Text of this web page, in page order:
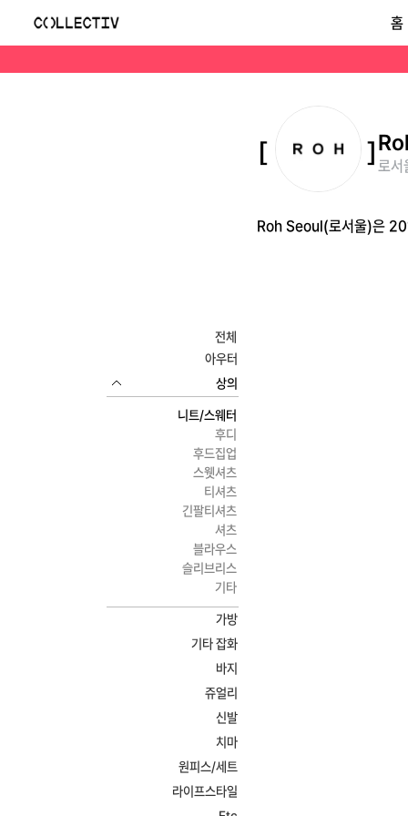
Roh Seoul(로서울)은 2014년 설립된 한국 여성 의류 브랜드로, 바우하우스 철학에 기반한 기능성과 미학의 조화를 추구합니다. 홈
로서
Roh Seoul(로서울)은
전체
아우터
상의
니트/스웨터
후디
후드집업
스웻셔츠
티셔츠
긴팔티셔츠
셔츠
블라우스
슬리브리스
기타
가방
기타 잡화
바지
쥬얼리
신발
치마
원피스/세트
라이프스타일